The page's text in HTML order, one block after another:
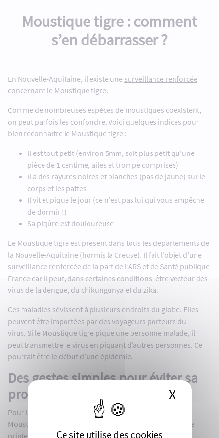
Ce site utilise des cookies
X
Moustique tigre : comment
s’en débarrasser ?
En Nouvelle-Aquitaine, il existe une surveillance renforcée
concernant le Moustique tigre.
Comme de nombreuses espèces de moustiques coexistent,
on peut parfois les confondre. Voici quelques indices pour
bien reconnaître le Moustique tigre :
Il est tout petit (environ 5mm, soit plus petit qu'une
pièce de 1 centime, ailes et trompe comprises)
Il a des rayures noires et blanches (pas de jaune) sur le
corps et les pattes
Il vit et pique le jour (ce n'est pas lui qui vous empêche
de dormir !)
Sa piqûre est douloureuse
Le Moustique tigre est présent dans tous les départements de
la Nouvelle-Aquitaine (hormis la Creuse). Il fait l’objet d’une
surveillance renforcée de la part de l’ARS et de Santé publique
France car il peut, dans certaines conditions, être vecteur des
virus de la dengue, du chikungunya et du zika.
Ces maladies sévissent à plusieurs endroits du globe. Elles
peuvent être importées par des voyageurs porteurs du
virus. Si le Moustique tigre pique une personne malade, il
peut transmettre le virus en piquant d’autres personnes. Ce
pourrait être le début d’une épidémie.
Des gestes simples pour éviter sa
prolifération et se protéger
Pour lutter contre ce risque et contre la nuisance du
Moustique tigre, des gestes simples sont à adopter dès le
printemps et jusqu’en novembre.